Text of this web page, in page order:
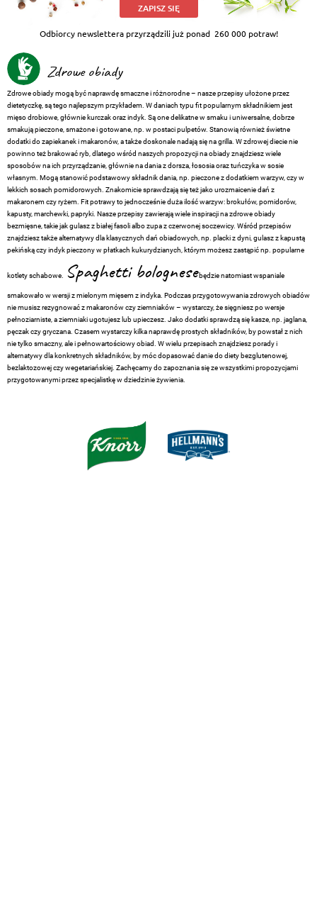
ZAPISZ SIĘ
Odbiorcy newslettera przyrządzili już ponad 260 000 potraw!
Zdrowe obiady
Zdrowe obiady mogą być naprawdę smaczne i różnorodne – nasze przepisy ułożone przez
dietetyczkę, są tego najlepszym przykładem. W daniach typu fit popularnym składnikiem jest
mięso drobiowe, głównie kurczak oraz indyk. Są one delikatne w smaku i uniwersalne, dobrze
smakują pieczone, smażone i gotowane, np. w postaci pulpetów. Stanowią również świetne
dodatki do zapiekanek i makaronów, a także doskonale nadają się na grilla. W zdrowej diecie nie
powinno też brakować ryb, dlatego wśród naszych propozycji na obiady znajdziesz wiele
sposobów na ich przyrządzanie, głównie nadania z dorsza , łososia oraz tuńczyka w sosie
własnym. Mogą stanowić podstawowy składnik dania, np. pieczone z dodatkiem warzyw, czy w
lekkich sosach pomidorowych. Znakomicie sprawdzają się też jako urozmaiceniedań z
makaronemczy ryżem. Fit potrawy to jednocześnie duża ilość warzyw: brokułów, pomidorów,
kapusty, marchewki, papryki. Nasze przepisy zawierają wiele inspiracji na zdrowe obiady
bezmięsne, takie jak gulasz z białej fasoli albo zupa z czerwonej soczewicy. Wśród przepisów
znajdziesz także alternatywy dla klasycznych dań obiadowych, np. placki z dyni, gulasz z kapustą
pekińską czy indyk pieczony w płatkach kukurydzianych, którym możesz zastąpić np. popularne
kotlety schabowe Spaghetti bolognesebędzie natomiast wspaniale
smakowało w wersji z mielonym mięsem z indyka. Podczas przygotowywania zdrowych obiadów
nie musisz rezygnować z makaronów czy ziemniaków – wystarczy, że sięgniesz po wersje
pełnoziarniste, a ziemniaki ugotujesz lub upieczesz. Jako dodatki sprawdzą się kasze, np. jaglana,
pęczak czy gryczana. Czasem wystarczy kilka naprawdę prostych składników, by powstał z nich
nie tylko smaczny, ale i pełnowartościowy obiad. W wielu przepisach znajdziesz porady i
alternatywy dla konkretnych składników, by móc dopasować danie do diety bezglutenowej,
bezlaktozowej czy wegetariańskiej. Zachęcamy do zapoznania się ze wszystkimi propozycjami
przygotowanymi przez specjalistkę w dziedzinie żywienia.